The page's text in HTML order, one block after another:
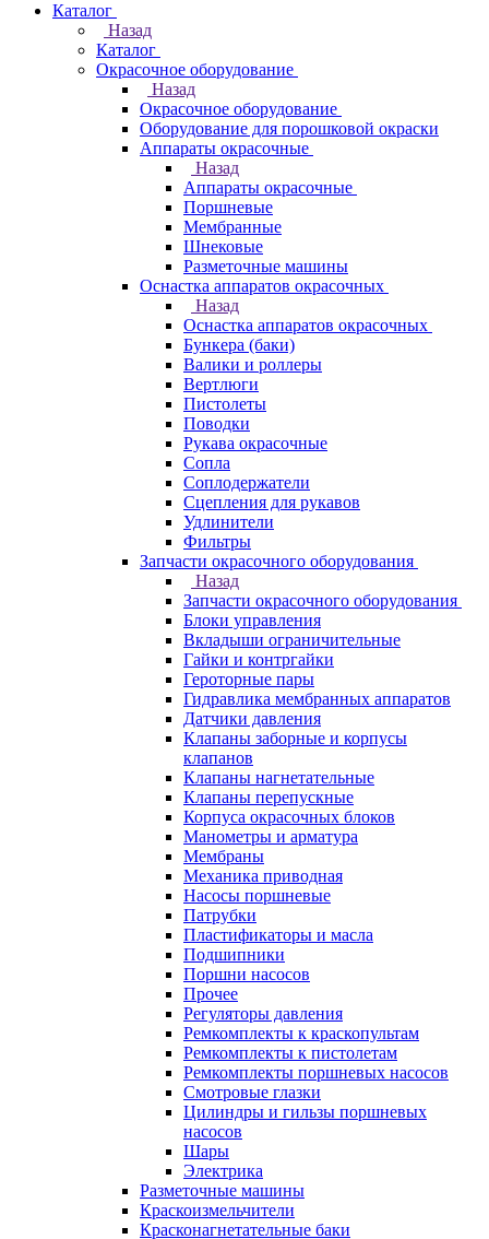
Каталог
Назад
Каталог
Окрасочное оборудование
Назад
Окрасочное оборудование
Оборудование для порошковой окраски
Аппараты окрасочные
Назад
Аппараты окрасочные
Поршневые
Мембранные
Шнековые
Разметочные машины
Оснастка аппаратов окрасочных
Назад
Оснастка аппаратов окрасочных
Бункера (баки)
Валики и роллеры
Вертлюги
Пистолеты
Поводки
Рукава окрасочные
Сопла
Соплодержатели
Сцепления для рукавов
Удлинители
Фильтры
Запчасти окрасочного оборудования
Назад
Запчасти окрасочного оборудования
Блоки управления
Вкладыши ограничительные
Гайки и контргайки
Героторные пары
Гидравлика мембранных аппаратов
Датчики давления
Клапаны заборные и корпусы
клапанов
Клапаны нагнетательные
Клапаны перепускные
Корпуса окрасочных блоков
Манометры и арматура
Мембраны
Механика приводная
Насосы поршневые
Патрубки
Пластификаторы и масла
Подшипники
Поршни насосов
Прочее
Регуляторы давления
Ремкомплекты к краскопультам
Ремкомплекты к пистолетам
Ремкомплекты поршневых насосов
Смотровые глазки
Цилиндры и гильзы поршневых
насосов
Шары
Электрика
Разметочные машины
Краскоизмельчители
Красконагнетательные баки